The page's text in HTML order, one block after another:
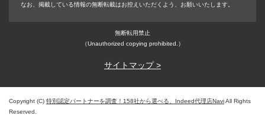
なお、掲載している情報の無断転載はお控えいただくよう、お願いいたします。
無断転用禁止
（Unauthorized copying prohibited.）
サイトマップ >
Copyright (C) 特別認定パートナーを調査！158社から選べる、Indeed代理店NaviAll Rights
Reserved.